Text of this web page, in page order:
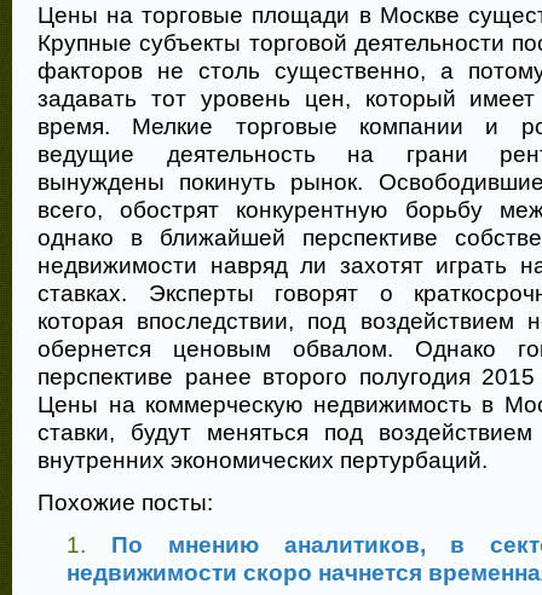
Цены на торговые площади в Москве
Крупные субъекты торговой деятельности
факторов не столь существенно, а
задавать тот уровень цен, который
время. Мелкие торговые компании и
ведущие деятельность на грани
вынуждены покинуть рынок.
всего, обострят конкурентную борьбу
однако в ближайшей перспективе
недвижимости навряд ли захотят играть
ставках. Эксперты говорят о
которая впоследствии, под воздействием
обернется ценовым обвалом. Однако
перспективе ранее второго полугодия
Цены на коммерческую недвижимость в
ставки, будут меняться под
внутренних экономических пертурбаций.
Похожие посты:
По мнению аналитиков, в
недвижимости скоро начнется